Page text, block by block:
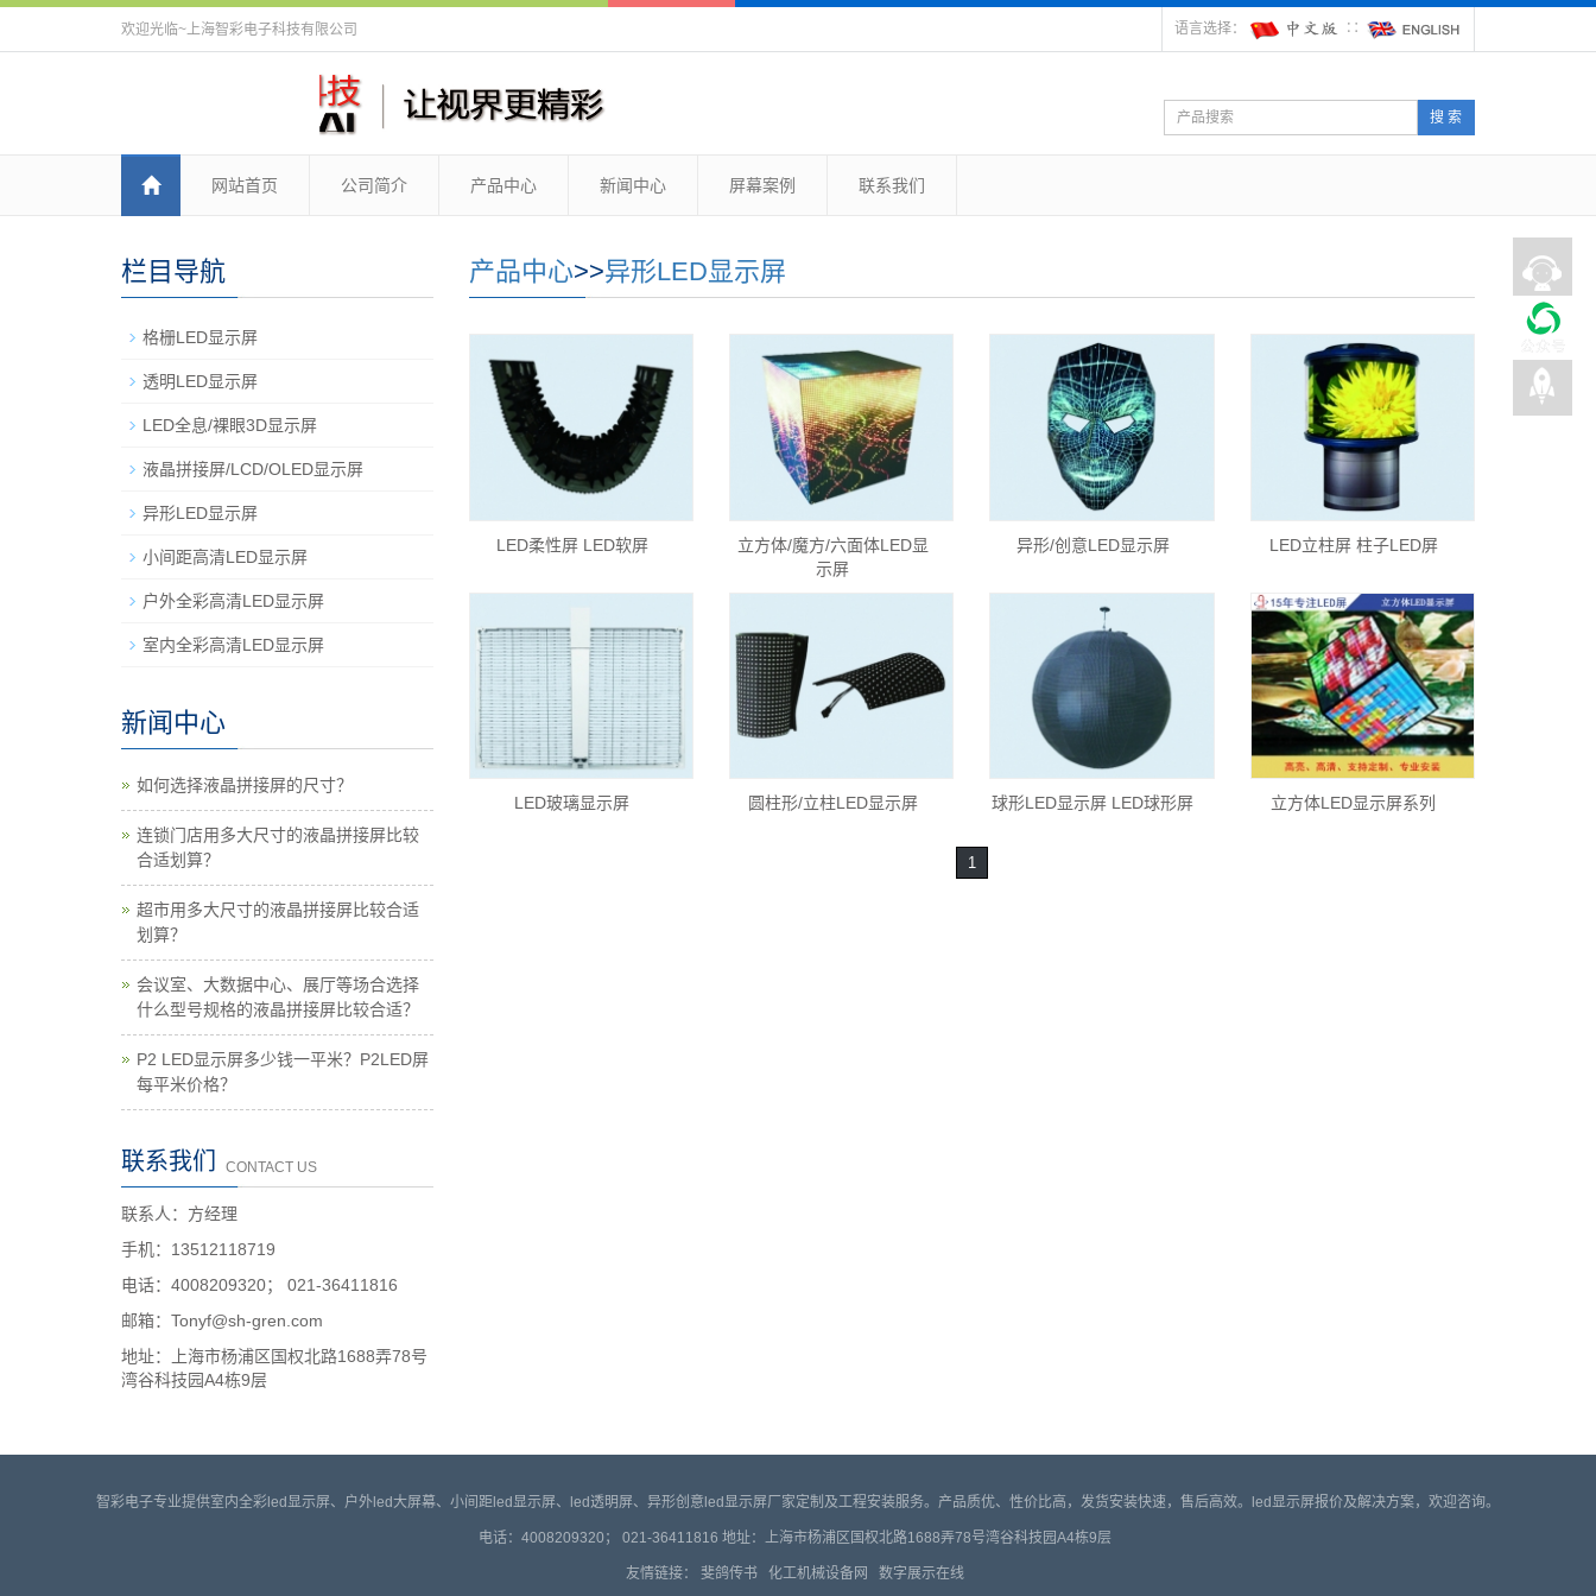
欢迎光临~上海智彩电子科技有限公司 语言选择： ∷
搜 索
网站首页 公司简介 产品中心 新闻中心 屏幕案例 联系我们
产品中心>>异形LED显示屏
LED柔性屏 LED软屏
立方体/魔方/六面体LED显
示屏
异形/创意LED显示屏 LED立柱屏 柱子LED屏
LED玻璃显示屏 圆柱形/立柱LED显示屏 球形LED显示屏 LED球形屏 立方体LED显示屏系列
1
栏目导航
格栅LED显示屏
透明LED显示屏
LED全息/裸眼3D显示屏
液晶拼接屏/LCD/OLED显示屏
异形LED显示屏
小间距高清LED显示屏
户外全彩高清LED显示屏
室内全彩高清LED显示屏
新闻中心
如何选择液晶拼接屏的尺寸？
连锁门店用多大尺寸的液晶拼接屏比较
合适划算？
超市用多大尺寸的液晶拼接屏比较合适
划算？
会议室、大数据中心、展厅等场合选择
什么型号规格的液晶拼接屏比较合适？
P2 LED显示屏多少钱一平米？P2LED屏
每平米价格？
联系我们 CONTACT US
联系人：方经理
手机：13512118719
电话：4008209320； 021-36411816
邮箱：Tonyf@sh-gren.com
地址：上海市杨浦区国权北路1688弄78号
湾谷科技园A4栋9层
智彩电子专业提供室内全彩led显示屏、户外led大屏幕、小间距led显示屏、led透明屏、异形创意led显示屏厂家定制及工程安装服务。产品质优、性价比高，发货安装快速，售后高效。led显示屏报价及解决方案，欢迎咨询。
电话：4008209320； 021-36411816 地址：上海市杨浦区国权北路1688弄78号湾谷科技园A4栋9层
友情链接： 斐鸽传书 化工机械设备网 数字展示在线